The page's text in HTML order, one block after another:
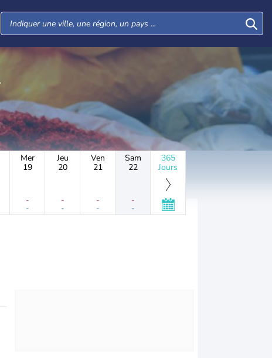
Mer
19
-
-
Jeu
20
-
-
Ven
21
-
-
Sam
22
-
-
365
Jours